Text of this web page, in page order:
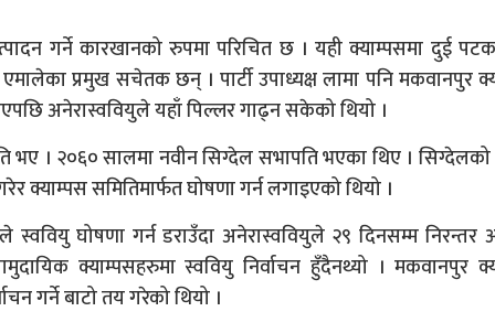
गर्ने कारखानको रुपमा परिचित छ । यही क्याम्पसमा दुई
प्रमुख सचेतक छन् । पार्टी उपाध्यक्ष लामा पनि मकवानपुर
अनेरास्ववियुले यहाँ पिल्लर गाढ्न सकेको थियो ।
भए । २०६० सालमा नवीन सिग्देल सभापति भएका थिए । सिग्देलको
समितिमार्फत घोषणा गर्न लगाइएको थियो ।
स्ववियु घोषणा गर्न डराउँदा अनेरास्ववियुले २९ दिनसम्म निरन्तर
क्याम्पसहरुमा स्ववियु निर्वाचन हुँदैनथ्यो । मकवानपुर
गर्ने बाटो तय गरेको थियो ।